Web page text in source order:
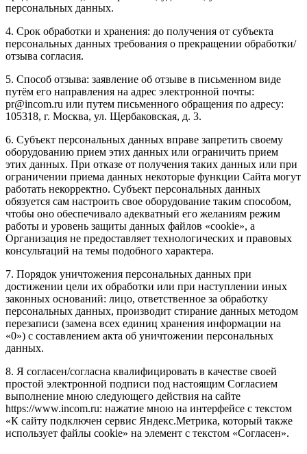
персональных данных.
4. Срок обработки и хранения: до получения от субъекта
персональных данных требования о прекращении обработки/
отзыва согласия.
5. Способ отзыва: заявление об отзыве в письменном виде
путём его направления на адрес электронной почты:
pr@incom.ru или путем письменного обращения по адресу:
105318, г. Москва, ул. Щербаковская, д. 3.
6. Субъект персональных данных вправе запретить своему
оборудованию прием этих данных или ограничить прием
этих данных. При отказе от получения таких данных или при
ограничении приема данных некоторые функции Сайта могут
работать некорректно. Субъект персональных данных
обязуется сам настроить свое оборудование таким способом,
чтобы оно обеспечивало адекватный его желаниям режим
работы и уровень защиты данных файлов «cookie», а
Организация не предоставляет технологических и правовых
консультаций на темы подобного характера.
7. Порядок уничтожения персональных данных при
достижении цели их обработки или при наступлении иных
законных оснований: лицо, ответственное за обработку
персональных данных, производит стирание данных методом
перезаписи (замена всех единиц хранения информации на
«0») с составлением акта об уничтожении персональных
данных.
8. Я согласен/согласна квалифицировать в качестве своей
простой электронной подписи под настоящим Согласием
выполнение мною следующего действия на сайте
https://www.incom.ru: нажатие мною на интерфейсе с текстом
«К сайту подключен сервис Яндекс.Метрика, который также
использует файлы cookie» на элемент с текстом «Согласен».